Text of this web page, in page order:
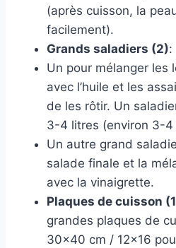
(après cuisson, la
facilement).
Grands saladiers (2):
Un pour mélanger les
avec l’huile et les
de les rôtir. Un
3-4 litres (environ 3-
Un autre grand
salade finale et la
avec la vinaigrette.
Plaques de cuisson
grandes plaques de
30×40 cm / 12×16